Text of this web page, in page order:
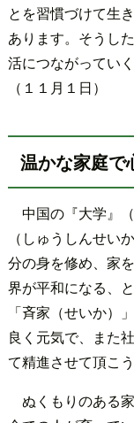
とを習慣づけて生
あります。そうし
活につながってい
（１１月１日）
温かな家庭で
中国の『大学』
（しゅうしんせい
分の身を修め、家
界が平和になる、
「斉家（せいか）
良く元気で、また
て精進させて頂こ
ぬくもりのある